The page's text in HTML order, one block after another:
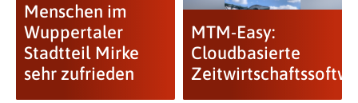
Menschen im
Wuppertaler
Stadtteil Mirke
sehr zufrieden
MTM-Easy:
Cloudbasierte